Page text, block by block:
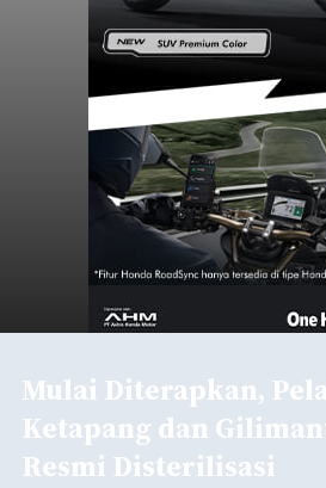
Mulai Diterapkan,
Ketapang dan
Resmi Disterilisasi